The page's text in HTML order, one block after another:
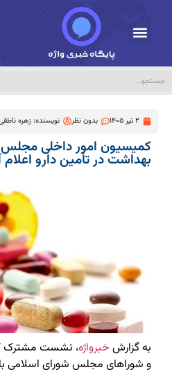
2 تیر 1405 بدون نظر نویسنده:زهره
کمیسیون امور داخلی مجلس
بهداشت در تأمین دارو اعلام
به گزارش خبرواژه، نشست مشترک
و شوراهای مجلس شورای اسلامی